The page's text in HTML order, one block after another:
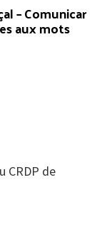
– Comunicar
aux mots
CRDP de